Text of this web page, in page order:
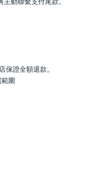
證全額退款。
圍